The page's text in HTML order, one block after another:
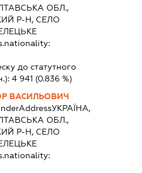
ОБЛ.,
Р-Н, СЕЛО
до статутного
4 941 (0.836 %)
ВАСИЛЬОВИЧ
УКРАЇНА,
ОБЛ.,
Р-Н, СЕЛО